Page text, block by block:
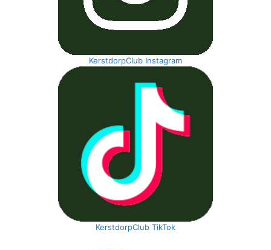
KerstdorpClub Instagram
KerstdorpClub TikTok